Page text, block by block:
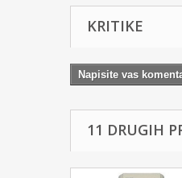
KRITIKE
Napisite vas
11 DRUGIH